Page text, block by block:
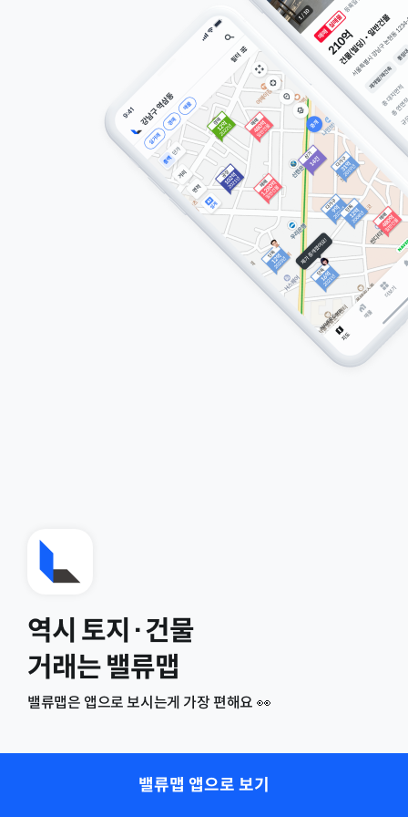
역시 토지·건물
거래는 밸류맵
밸류맵은 앱으로 보시는게 가장 편해요 👀
밸류맵 앱으로 보기